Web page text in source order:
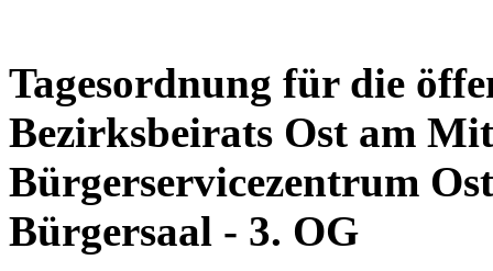
Tagesordnung für die
Bezirksbeirats Ost am
Bürgerservicezentrum
Bürgersaal - 3. OG